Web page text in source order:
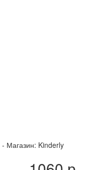
- Магазин: Kinderly